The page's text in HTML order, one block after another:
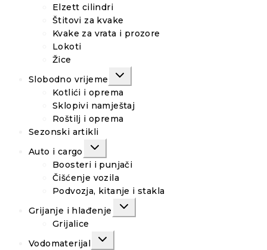
Elzett cilindri
Štitovi za kvake
Kvake za vrata i prozore
Lokoti
Žice
Slobodno vrijeme
TOGGLE
MENU
Kotlići i oprema
Sklopivi namještaj
Roštilj i oprema
Sezonski artikli
Auto i cargo
TOGGLE
MENU
Boosteri i punjači
Čišćenje vozila
Podvozja, kitanje i stakla
Grijanje i hlađenje
TOGGLE
Grijalice
Vodomaterijal
TOGGLE